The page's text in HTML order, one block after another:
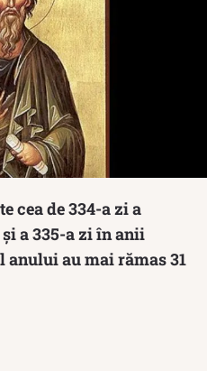
cea de 334-a zi a
a 335-a zi în anii
au mai rămas 31